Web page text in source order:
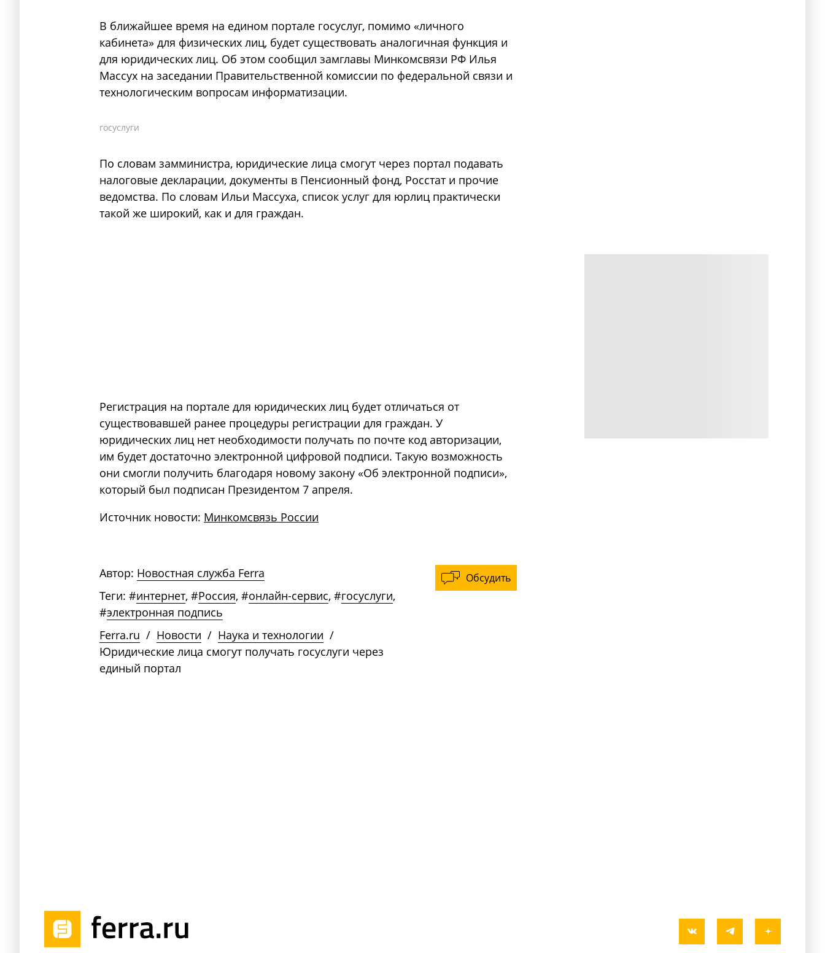
В ближайшее время на едином портале госуслуг, помимо «личного
кабинета» для физических лиц, будет существовать аналогичная функция и
для юридических лиц. Об этом сообщил замглавы Минкомсвязи РФ Илья
Массух на заседании Правительственной комиссии по федеральной связи и
технологическим вопросам информатизации.
госуслуги
По словам замминистра, юридические лица смогут через портал подавать
налоговые декларации, документы в Пенсионный фонд, Росстат и прочие
ведомства. По словам Ильи Массуха, список услуг для юрлиц практически
такой же широкий, как и для граждан.
Регистрация на портале для юридических лиц будет отличаться от
существовавшей ранее процедуры регистрации для граждан. У
юридических лиц нет необходимости получать по почте код авторизации,
им будет достаточно электронной цифровой подписи. Такую возможность
они смогли получить благодаря новому закону «Об электронной подписи»,
который был подписан Президентом 7 апреля.
Источник новости: Минкомсвязь России
Обсудить
Автор: Новостная служба Ferra
Теги: #интернет, #Россия, #онлайн-сервис, #госуслуги,
#электронная подпись
Ferra.ru / Новости / Наука и технологии /
Юридические лица смогут получать госуслуги через
единый портал